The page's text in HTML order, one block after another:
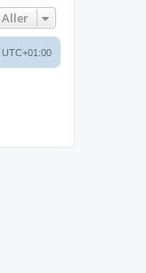
Aller
UTC+01:00